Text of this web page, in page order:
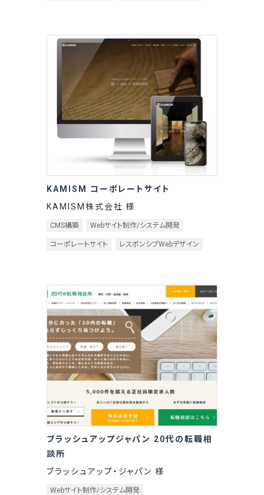
KAMISM コーポレートサイト
KAMISM株式会社 様
CMS構築 Webサイト制作/システム開発
コーポレートサイト レスポンシブWebデザイン
ブラッシュアップジャパン 20代の転職相
談所
ブラッシュアップ・ジャパン 様
Webサイト制作/システム開発